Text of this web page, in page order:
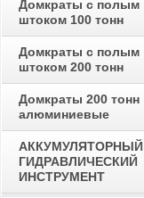
Домкраты с полым
штоком 100 тонн
Домкраты с полым
штоком 200 тонн
Домкраты 200 тонн
алюминиевые
АККУМУЛЯТОРНЫЙ
ГИДРАВЛИЧЕСКИЙ
ИНСТРУМЕНТ